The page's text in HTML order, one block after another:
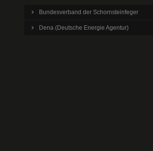
Bundesverband der Schornsteinfeger
Dena (Deutsche Energie Agentur)